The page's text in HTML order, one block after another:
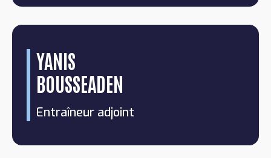
YANIS
BOUSSEADEN
Entraîneur adjoint